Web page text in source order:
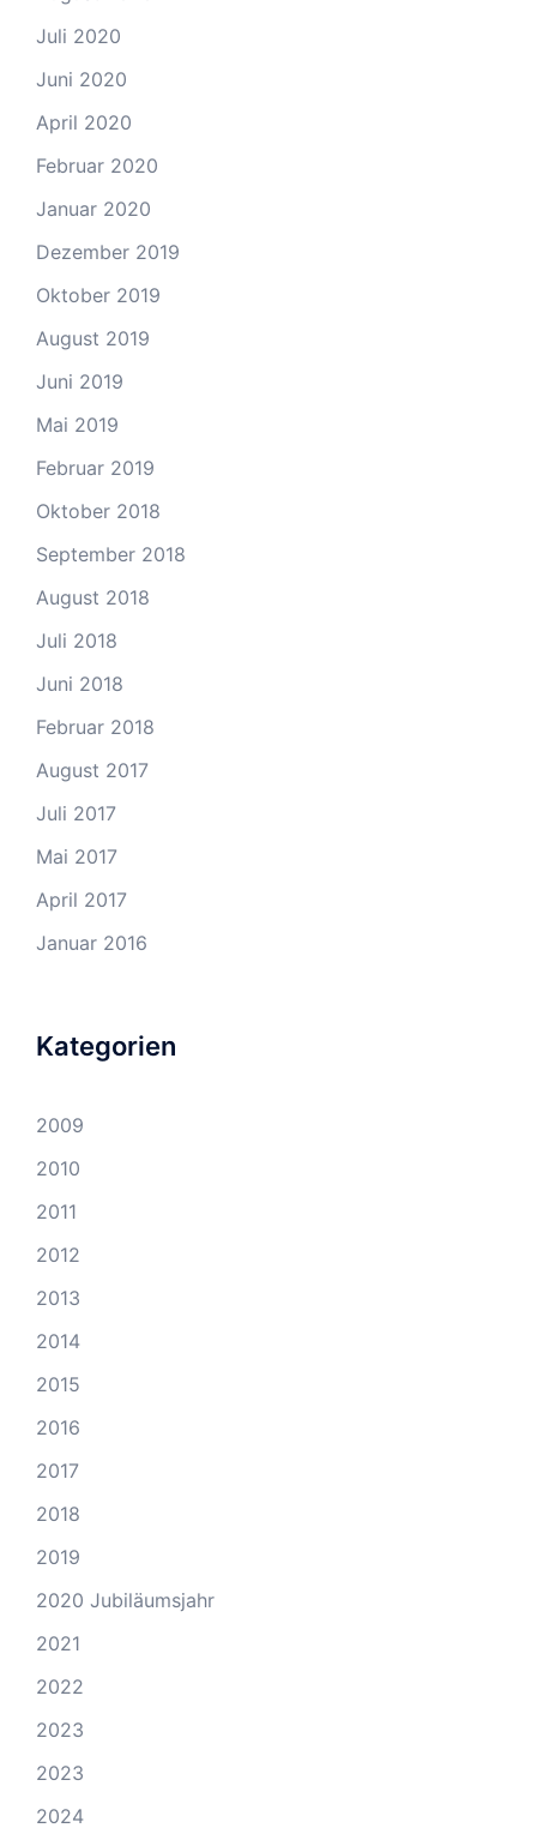
Juli 2020
Juni 2020
April 2020
Februar 2020
Januar 2020
Dezember 2019
Oktober 2019
August 2019
Juni 2019
Mai 2019
Februar 2019
Oktober 2018
September 2018
August 2018
Juli 2018
Juni 2018
Februar 2018
August 2017
Juli 2017
Mai 2017
April 2017
Januar 2016
Kategorien
2009
2010
2011
2012
2013
2014
2015
2016
2017
2018
2019
2020 Jubiläumsjahr
2021
2022
2023
2023
2024